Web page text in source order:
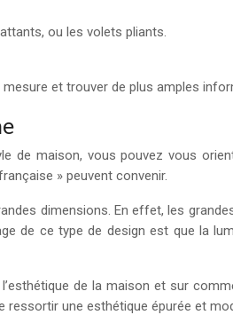
ou les volets pliants.
et trouver de plus amples
de maison, vous pouvez vous
» peuvent convenir.
dimensions. En effet, les
de ce type de design est que la
de la maison et sur
une esthétique épurée et